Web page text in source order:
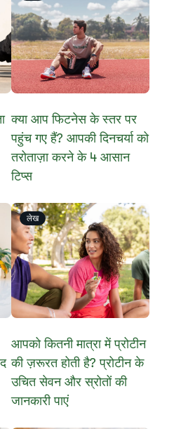
क्या आप फिटनेस के स्तर पर
पहुंच गए हैं? आपकी दिनचर्या को
तरोताज़ा करने के 4 आसान
टिप्स
लेख
आपको कितनी मात्रा में प्रोटीन
की ज़रूरत होती है? प्रोटीन के
उचित सेवन और स्रोतों की
जानकारी पाएं